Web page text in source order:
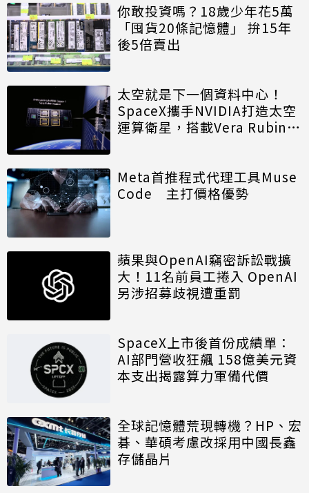
你敢投資嗎？18歲少年花5萬
「囤貨20條記憶體」 拚15年
後5倍賣出
太空就是下一個資料中心！
SpaceX攜手NVIDIA打造太空
運算衛星，搭載Vera Rubin運
Meta首推程式代理工具Muse
Code 主打價格優勢
蘋果與OpenAI竊密訴訟戰擴
大！11名前員工捲入 OpenAI
另涉招募歧視遭重罰
SpaceX上市後首份成績單：
AI部門營收狂飆 158億美元資
本支出揭露算力軍備代價
全球記憶體荒現轉機？HP、宏
碁、華碩考慮改採用中國長鑫
存儲晶片